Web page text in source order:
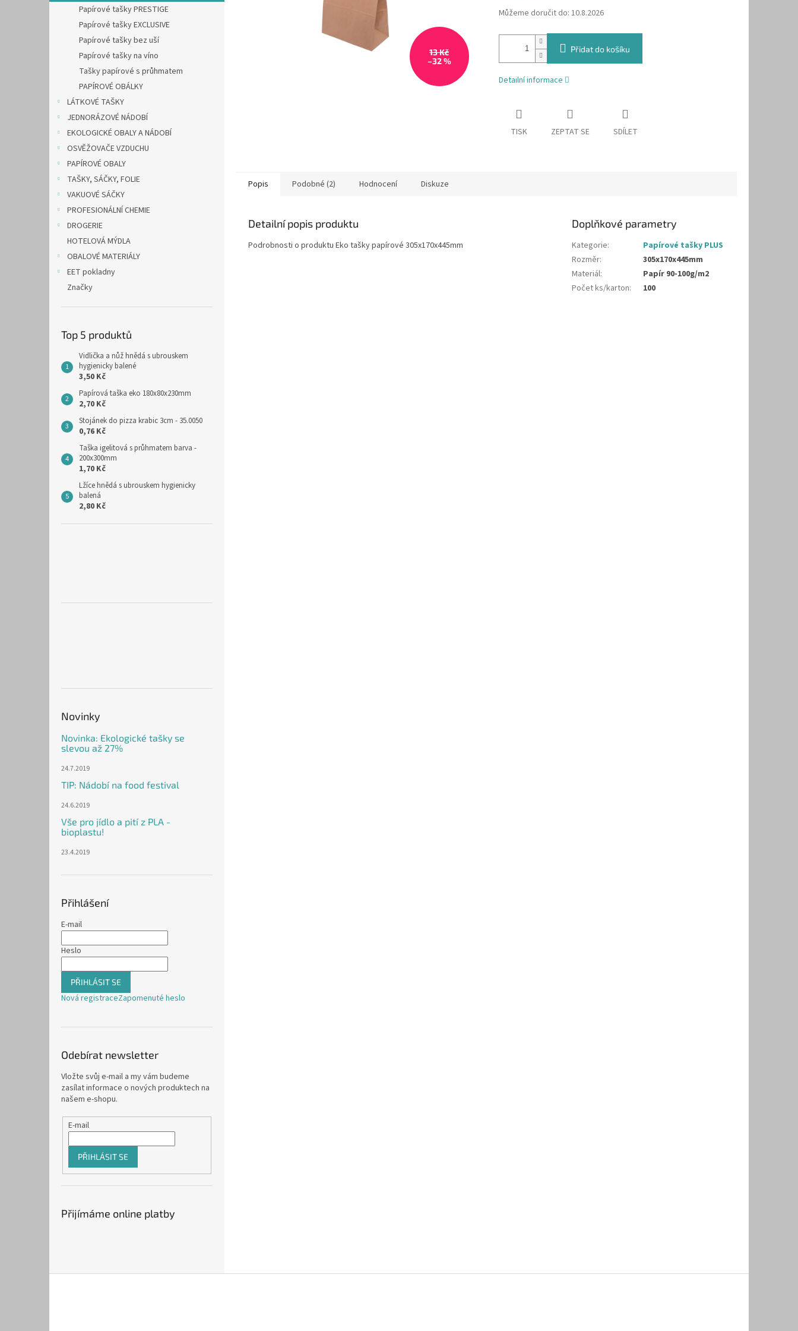
n
Papírové tašky PRESTIGE
Papírové tašky EXCLUSIVE
Papírové tašky bez uší
Papírové tašky na víno
Tašky papírové s průhmatem
PAPÍROVÉ OBÁLKY
LÁTKOVÉ TAŠKY
JEDNORÁZOVÉ NÁDOBÍ
EKOLOGICKÉ OBALY A NÁDOBÍ
OSVĚŽOVAČE VZDUCHU
PAPÍROVÉ OBALY
TAŠKY, SÁČKY, FOLIE
VAKUOVÉ SÁČKY
PROFESIONÁLNÍ CHEMIE
DROGERIE
HOTELOVÁ MÝDLA
OBALOVÉ MATERIÁLY
EET pokladny
Značky
Top 5 produktů
Vidlička a nůž hnědá s ubrouskem
hygienicky balené
3,50 Kč
Papírová taška eko 180x80x230mm
2,70 Kč
Stojánek do pizza krabic 3cm - 35.0050
0,76 Kč
Taška igelitová s průhmatem barva -
200x300mm
1,70 Kč
Lžíce hnědá s ubrouskem hygienicky
balená
2,80 Kč
Novinky
Novinka: Ekologické tašky se
slevou až 27%
24.7.2019
TIP: Nádobí na food festival
24.6.2019
Vše pro jídlo a pití z PLA -
bioplastu!
23.4.2019
Přihlášení
E-mail
Heslo
PŘIHLÁSIT SE
Nová registraceZapomenuté heslo
Odebírat newsletter
Vložte svůj e-mail a my vám budeme
zasílat informace o nových produktech na
našem e-shopu.
E-mail
PŘIHLÁSIT SE
Přijímáme online platby
13 Kč
–32 %
Můžeme doručit do: 10.8.2026
Přidat do košíku
Detailní informace
TISK ZEPTAT SE SDÍLET
Popis Podobné (2) Hodnocení Diskuze
Detailní popis produktu
Podrobnosti o produktu Eko tašky papírové 305x170x445mm
Doplňkové parametry
Kategorie:
Papírové tašky PLUS
Rozměr:
305x170x445mm
Materiál:
Papír 90-100g/m2
Počet ks/karton: 100